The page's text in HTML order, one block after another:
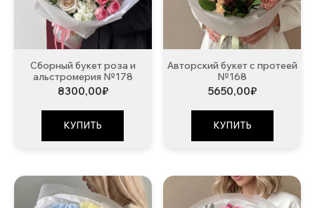
Сборный букет роза и
альстромерия №178
8300,00₽
КУПИТЬ
Авторский букет с протеей
№168
5650,00₽
КУПИТЬ